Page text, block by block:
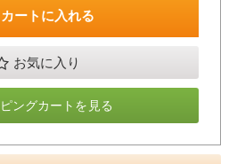
カートに入れる
お気に入り
ングカートを見る